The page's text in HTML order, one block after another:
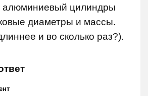
цилиндры
диаметры и массы.
и во сколько раз?).